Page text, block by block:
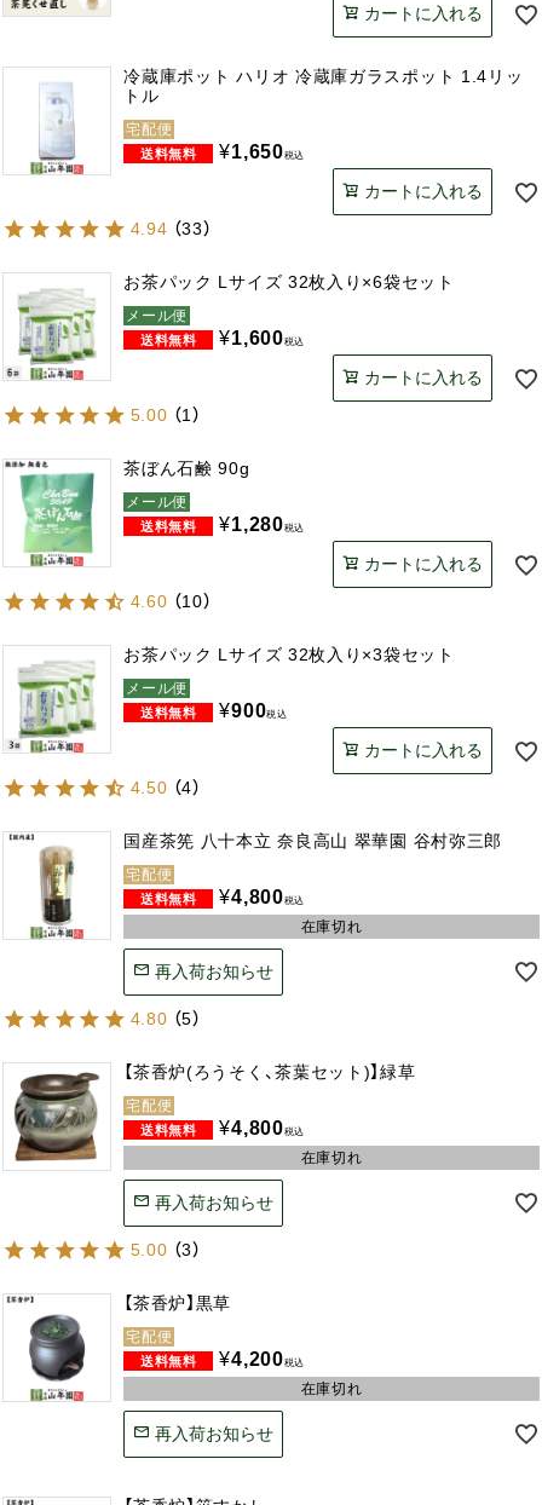
カートに入れる
冷蔵庫ポット ハリオ 冷蔵庫ガラスポット 1.4リッ
トル
宅配便
¥1,650税込
カートに入れる
4.94 （33）
お茶パック Lサイズ 32枚入り×6袋セット
メール便
¥1,600税込
カートに入れる
5.00 （1 ）
茶ぼん石鹸 90g
メール便
¥1,280税込
カートに入れる
4.60 （10）
お茶パック Lサイズ 32枚入り×3袋セット
メール便
¥900税込
カートに入れる
4.50 （4）
国産茶筅 八十本立 奈良高山 翠華園 谷村弥三郎
宅配便
¥4,800税込
在庫切れ
再入荷お知らせ
4.80 （5）
【茶香炉(ろうそく、茶葉セット)】緑草
宅配便
¥4,800税込
在庫切れ
再入荷お知らせ
5.00 （3）
【茶香炉】黒草
宅配便
¥4,200税込
在庫切れ
再入荷お知らせ